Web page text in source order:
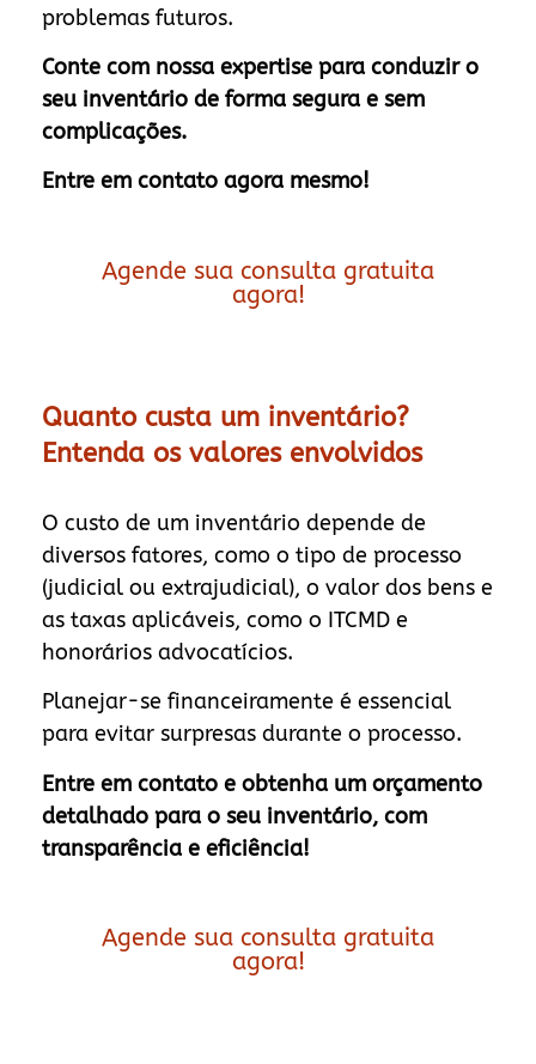
problemas futuros.
Conte com nossa expertise para conduzir o
seu inventário de forma segura e sem
complicações.
Entre em contato agora mesmo!
Agende sua consulta gratuita
agora!
Quanto custa um inventário?
Entenda os valores envolvidos
O custo de um inventário depende de
diversos fatores, como o tipo de processo
(judicial ou extrajudicial), o valor dos bens e
as taxas aplicáveis, como o ITCMD e
honorários advocatícios.
Planejar-se financeiramente é essencial
para evitar surpresas durante o processo.
Entre em contato e obtenha um orçamento
detalhado para o seu inventário, com
transparência e eficiência!
Agende sua consulta gratuita
agora!